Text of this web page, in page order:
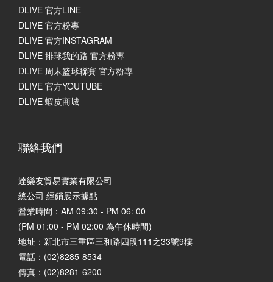
DLIVE 官方LINE
DLIVE 官方粉專
DLIVE 官方INSTAGRAM
DLIVE 排球我的路 官方粉專
DLIVE 周末籃球聯賽 官方粉專
DLIVE 官方YOUTUBE
DLIVE 蝦皮商城
聯絡我們
達樂友貿易實業有限公司
總公司 經銷展示據點
營業時間：AM 09:30 - PM 06: 00
(PM 01:00 - PM 02:00 為午休時間)
地址： 新北市三重區三和路四段111之33號9樓
電話：(02)8285-8534
傳真：(02)8281-6200